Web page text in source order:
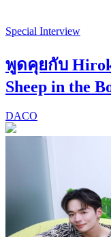
Special Interview
พูดคุยกับ
Sheep in the
DACO